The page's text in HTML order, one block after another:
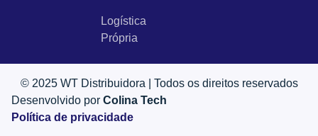
Logística
Própria
© 2025 WT Distribuidora | Todos os direitos reservados
Desenvolvido por Colina Tech
Política de privacidade